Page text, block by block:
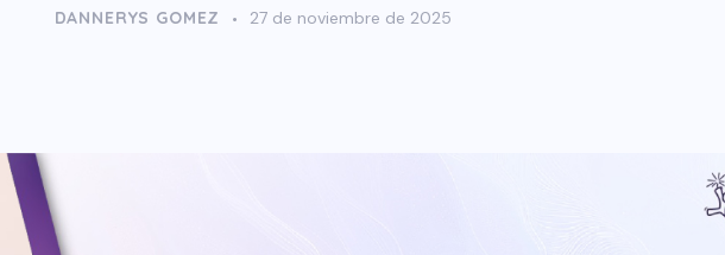
DANNERYS GOMEZ 27 de noviembre de 2025